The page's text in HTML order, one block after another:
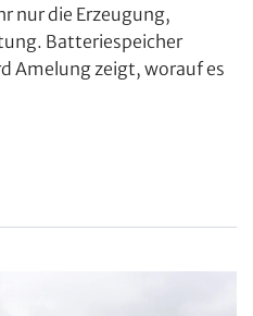
nur die Erzeugung,
Batteriespeicher
Amelung zeigt, worauf es